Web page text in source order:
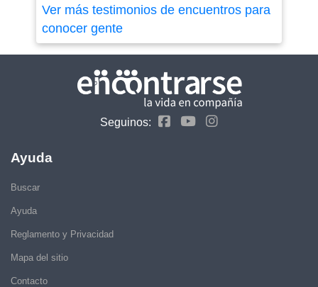
Ver más testimonios de encuentros para
conocer gente
Seguinos:
Ayuda
Buscar
Ayuda
Reglamento y Privacidad
Mapa del sitio
Contacto